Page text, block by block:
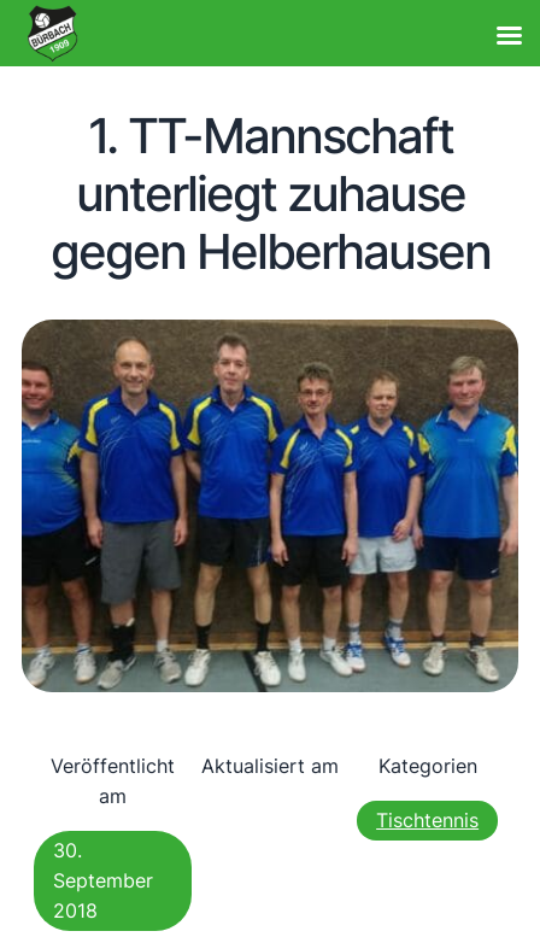
1. TT-Mannschaft
unterliegt zuhause
gegen Helberhausen
Veröffentlicht
am
30.
September
2018
Aktualisiert am Kategorien
Tischtennis